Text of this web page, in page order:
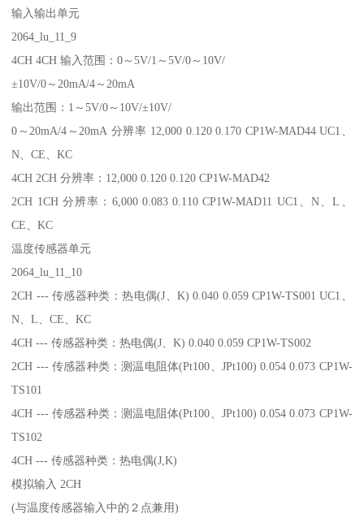
输入输出单元
2064_lu_11_9
4CH 4CH 输入范围：0～5V/1～5V/0～10V/
±10V/0～20mA/4～20mA
输出范围：1～5V/0～10V/±10V/
0～20mA/4～20mA 分辨率 12,000 0.120 0.170 CP1W-MAD44 UC1、
N、CE、KC
4CH 2CH 分辨率：12,000 0.120 0.120 CP1W-MAD42
2CH 1CH 分辨率：6,000 0.083 0.110 CP1W-MAD11 UC1、N、L、
CE、KC
温度传感器单元
2064_lu_11_10
2CH --- 传感器种类：热电偶(J、K) 0.040 0.059 CP1W-TS001 UC1、
N、L、CE、KC
4CH --- 传感器种类：热电偶(J、K) 0.040 0.059 CP1W-TS002
2CH --- 传感器种类：测温电阻体(Pt100、JPt100) 0.054 0.073 CP1W-
TS101
4CH --- 传感器种类：测温电阻体(Pt100、JPt100) 0.054 0.073 CP1W-
TS102
4CH --- 传感器种类：热电偶(J,K)
模拟输入 2CH
(与温度传感器输入中的２点兼用)